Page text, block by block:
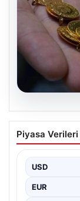
Altın
fiyatları
fiyatları
Piyasa Verileri
USD
EUR